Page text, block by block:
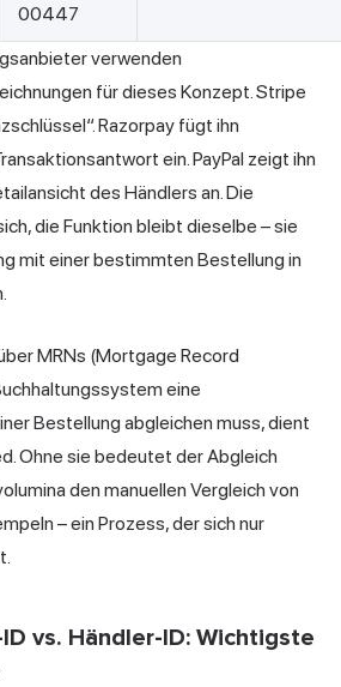
00447
verwenden
für dieses Konzept. Stripe
Razorpay fügt ihn
ein. PayPal zeigt ihn
des Händlers an. Die
die Funktion bleibt dieselbe – sie
mit einer bestimmten Bestellung in
MRNs (Mortgage Record
eine
Bestellung abgleichen muss, dient
Ohne sie bedeutet der Abgleich
den manuellen Vergleich von
– ein Prozess, der sich nur
vs. Händler-ID: Wichtigste